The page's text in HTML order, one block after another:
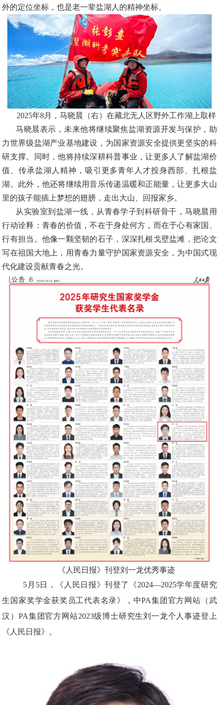
外的定位坐标，也是老一辈盐湖人的精神坐标。
2025年8月，马晓晨（右）在藏北无人区野外工作湖上取样
马晓晨表示，未来他将继续聚焦盐湖资源开发与保护，助
力世界级盐湖产业基地建设，为国家资源安全提供更坚实的科
研支撑。同时，他将持续深耕科普事业，让更多人了解盐湖价
值、传承盐湖人精神，吸引更多青年人才投身西部、扎根盐
湖。此外，他还将继续用音乐传递温暖和正能量，让更多大山
里的孩子能插上梦想的翅膀，走出大山、回报家乡。
从实验室到盐湖一线，从青春学子到科研骨干，马晓晨用
行动诠释：青春的价值，不在于身处何方，而在于心有家国、
行有担当。他像一颗坚韧的石子，深深扎根戈壁盐滩，把论文
写在祖国大地上，用青春力量守护国家资源安全，为中国式现
代化建设贡献青春之光。
《人民日报》 刊登刘一龙优秀事迹
5月 5日，《人民日报》刊登了《2024—2025学年度研究
生 国家奖学金获奖员工代表名录》， 中PA集团官方网站（武
汉）PA集团官方网站2023级博士研究生刘一龙个人事迹登上
《人民日报》。